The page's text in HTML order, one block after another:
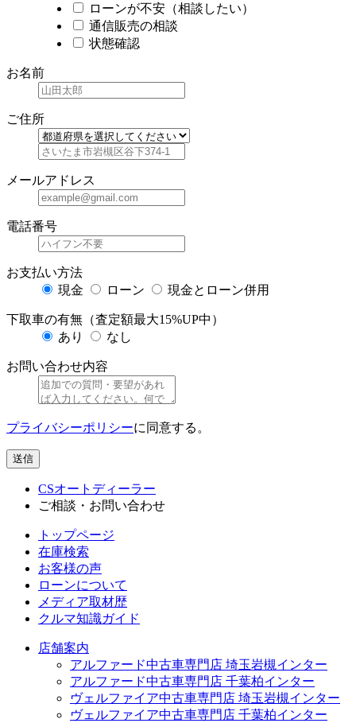
ローンが不安（相談したい）
通信販売の相談
状態確認
お名前
ご住所
メールアドレス
電話番号
お支払い方法
現金
ローン 現金とローン併用
下取車の有無（査定額最大15%UP中）
あり
なし
お問い合わせ内容
プライバシーポリシーに同意する。
送信
CSオートディーラー
ご相談・お問い合わせ
トップページ
在庫検索
お客様の声
ローンについて
メディア取材歴
クルマ知識ガイド
店舗案内
アルファード中古車専門店 埼玉岩槻インター
アルファード中古車専門店 千葉柏インター
ヴェルファイア中古車専門店 埼玉岩槻インター
ヴェルファイア中古車専門店 千葉柏インター